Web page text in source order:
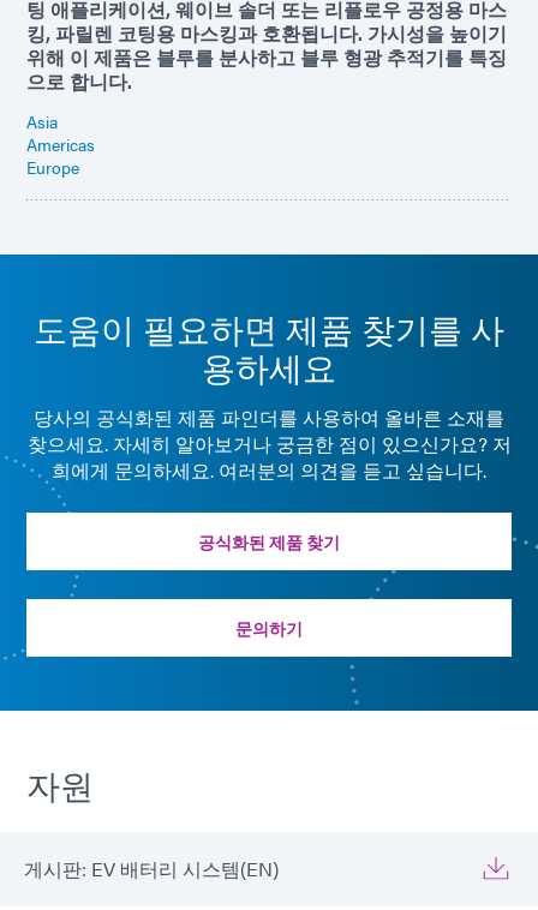
팅 애플리케이션, 웨이브 솔더 또는 리플로우 공정용 마스
킹, 파릴렌 코팅용 마스킹과 호환됩니다. 가시성을 높이기
위해 이 제품은 블루를 분사하고 블루 형광 추적기를 특징
으로 합니다.
Asia
Americas
Europe
도움이 필요하면 제품 찾기를 사
용하세요
당사의 공식화된 제품 파인더를 사용하여 올바른 소재를
찾으세요. 자세히 알아보거나 궁금한 점이 있으신가요? 저
희에게 문의하세요. 여러분의 의견을 듣고 싶습니다.
공식화된 제품 찾기
문의하기
자원
게시판: EV 배터리 시스템(EN)